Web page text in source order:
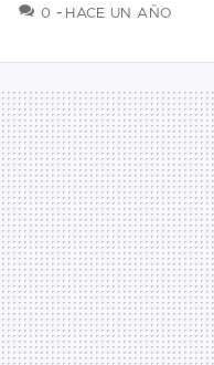
0 COMENTARIOS
HACE UN AÑO